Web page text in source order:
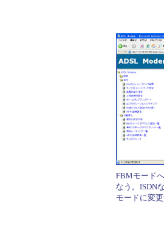
FBMモード
なう。ISDN
モードに変